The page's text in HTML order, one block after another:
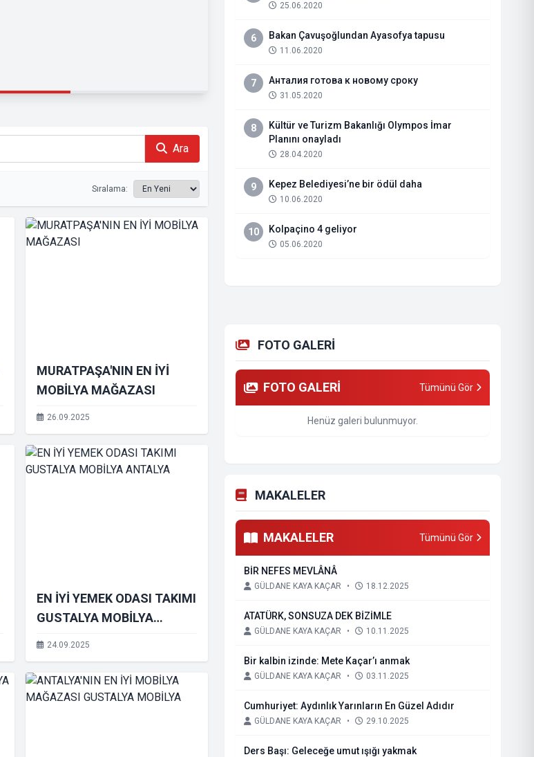
GÜLŞAH TAMUR RÖPORTAJI
Ara
Sıralama:
MURATPAŞA'NIN EN İYİ
MOBİLYA MAĞAZASI
26.09.2025
EN İYİ YEMEK ODASI TAKIMI
GUSTALYA MOBİLYA
ANTALYA
24.09.2025
25.06.2020
6 Bakan Çavuşoğlundan Ayasofya tapusu
11.06.2020
7 Анталия готова к новому сроку
31.05.2020
8
Kültür ve Turizm Bakanlığı Olympos İmar
Planını onayladı
28.04.2020
9 Kepez Belediyesi’ne bir ödül daha
10.06.2020
10 Kolpaçino 4 geliyor
05.06.2020
FOTO GALERİ
FOTO GALERİ Tümünü Gör
Henüz galeri bulunmuyor.
MAKALELER
MAKALELER Tümünü Gör
BİR NEFES MEVLÂNÂ
GÜLDANE KAYA KAÇAR • 18.12.2025
ATATÜRK, SONSUZA DEK BİZİMLE
GÜLDANE KAYA KAÇAR • 10.11.2025
Bir kalbin izinde: Mete Kaçar’ı anmak
GÜLDANE KAYA KAÇAR • 03.11.2025
Cumhuriyet: Aydınlık Yarınların En Güzel Adıdır
GÜLDANE KAYA KAÇAR • 29.10.2025
Ders Başı: Geleceğe umut ışığı yakmak